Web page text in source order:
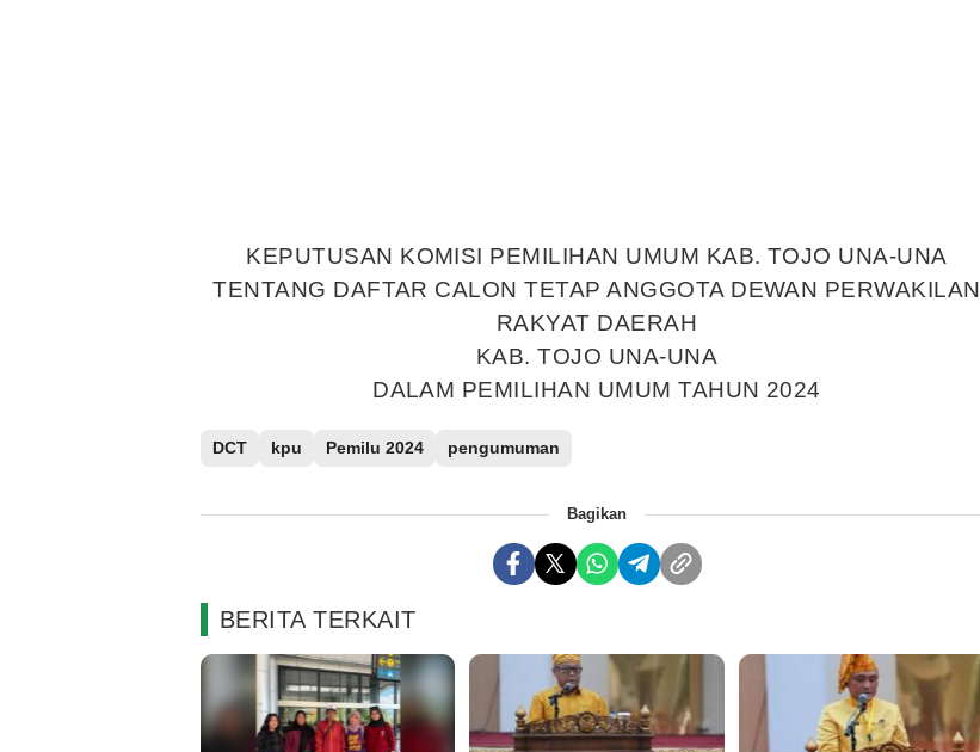
KEPUTUSAN KOMISI PEMILIHAN UMUM KAB. TOJO UNA-UNA
TENTANG DAFTAR CALON TETAP ANGGOTA DEWAN PERWAKILAN
RAKYAT DAERAH
KAB. TOJO UNA-UNA
DALAM PEMILIHAN UMUM TAHUN 2024
DCT kpu Pemilu 2024 pengumuman
Bagikan
BERITA TERKAIT